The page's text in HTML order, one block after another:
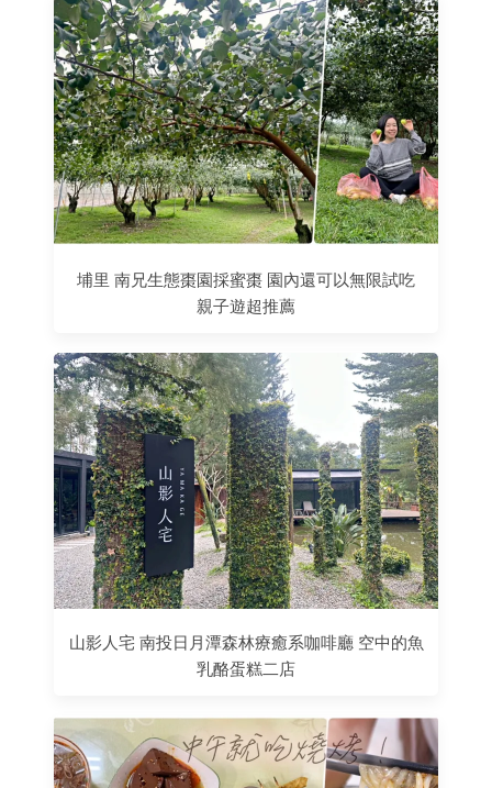
埔里 南兄生態棗園採蜜棗 園內還可以無限試吃
親子遊超推薦
山影人宅 南投日月潭森林療癒系咖啡廳 空中的魚
乳酪蛋糕二店